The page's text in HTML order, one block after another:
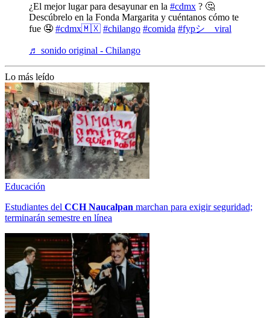
¿El mejor lugar para desayunar en la #cdmx ? 🤔
Descúbrelo en la Fonda Margarita y cuéntanos cómo te
fue 🤤 #cdmx🇲🇽 #chilango #comida #fypシ゚viral
♬ sonido original - Chilango
Lo más leído
Educación
Estudiantes del CCH Naucalpan marchan para exigir seguridad;
terminarán semestre en línea